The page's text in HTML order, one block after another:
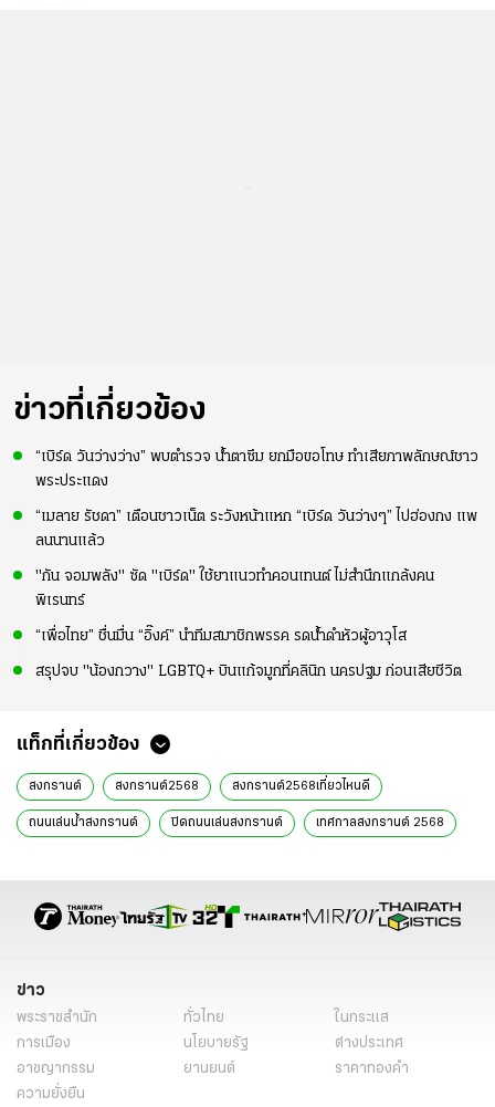
ข่าวที่เกี่ยวข้อง
“เบิร์ด วันว่างว่าง” พบตำรวจ น้ำตาซึม ยกมือขอโทษ ทำเสียภาพลักษณ์ชาว
พระประแดง
“เมลาย รัชดา” เตือนชาวเน็ต ระวังหน้าแหก “เบิร์ด วันว่างๆ” ไปฮ่องกง แพ
ลนนานแล้ว
"กัน จอมพลัง" ซัด "เบิร์ด" ใช้ยาแนวทำคอนเทนต์ ไม่สำนึกแกล้งคน
พิเรนทร์
“เพื่อไทย” ชื่นมื่น “อิ๊งค์” นำทีมสมาชิกพรรค รดน้ำดำหัวผู้อาวุโส
สรุปจบ "น้องกวาง" LGBTQ+ บินแก้จมูกที่คลินิก นครปฐม ก่อนเสียชีวิต
แท็กที่เกี่ยวข้อง
สงกรานต์ สงกรานต์2568 สงกรานต์2568เที่ยวไหนดี
ถนนเล่นน้ำสงกรานต์ ปิดถนนเล่นสงกรานต์ เทศกาลสงกรานต์ 2568
การจราจรสงกรานต์ กรุงเทพมหานคร ถนนสีลม
การเดินทางในเทศกาลสงกรานต์
สงกรานต์กรุงเทพ 2568 สงกรานต์กรุงเทพ เที่ยวไหน รายงานพิเศษ
เฉพาะกิจไทยรัฐออนไลน์
ข่าว
พระราชสำนัก ทั่วไทย
ในกระแส
การเมือง
นโยบายรัฐ
ต่างประเทศ
อาชญากรรม
ยานยนต์
ราคาทองคำ
ความยั่งยืน